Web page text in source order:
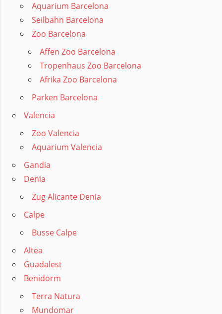
Aquarium Barcelona
Seilbahn Barcelona
Zoo Barcelona
Affen Zoo Barcelona
Tropenhaus Zoo Barcelona
Afrika Zoo Barcelona
Parken Barcelona
Valencia
Zoo Valencia
Aquarium Valencia
Gandia
Denia
Zug Alicante Denia
Calpe
Busse Calpe
Altea
Guadalest
Benidorm
Terra Natura
Mundomar